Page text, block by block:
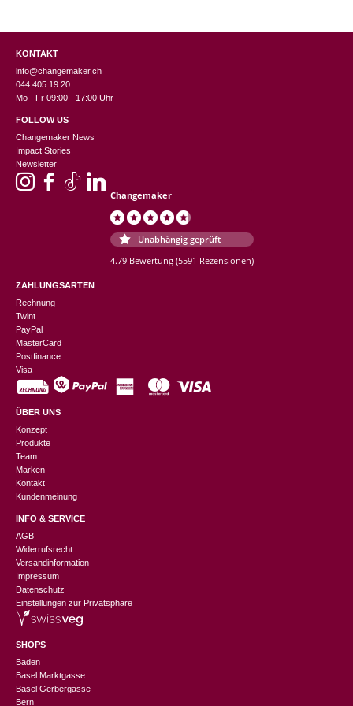
KONTAKT
info@changemaker.ch
044 405 19 20
Mo - Fr 09:00 - 17:00 Uhr
FOLLOW US
Changemaker News
Impact Stories
Newsletter
Changemaker
Unabhängig geprüft
4.79 Bewertung (5591 Rezensionen)
ZAHLUNGSARTEN
Rechnung
Twint
PayPal
MasterCard
Postfinance
Visa
ÜBER UNS
Konzept
Produkte
Team
Marken
Kontakt
Kundenmeinung
INFO & SERVICE
AGB
Widerrufsrecht
Versandinformation
Impressum
Datenschutz
Einstellungen zur Privatsphäre
SHOPS
Baden
Basel Marktgasse
Basel Gerbergasse
Bern